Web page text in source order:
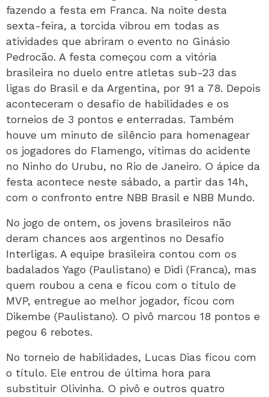
fazendo a festa em Franca. Na noite desta
sexta-feira, a torcida vibrou em todas as
atividades que abriram o evento no Ginásio
Pedrocão. A festa começou com a vitória
brasileira no duelo entre atletas sub-23 das
ligas do Brasil e da Argentina, por 91 a 78. Depois
aconteceram o desafio de habilidades e os
torneios de 3 pontos e enterradas. Também
houve um minuto de silêncio para homenagear
os jogadores do Flamengo, vítimas do acidente
no Ninho do Urubu, no Rio de Janeiro. O ápice da
festa acontece neste sábado, a partir das 14h,
com o confronto entre NBB Brasil e NBB Mundo.
No jogo de ontem, os jovens brasileiros não
deram chances aos argentinos no Desafio
Interligas. A equipe brasileira contou com os
badalados Yago (Paulistano) e Didi (Franca), mas
quem roubou a cena e ficou com o título de
MVP, entregue ao melhor jogador, ficou com
Dikembe (Paulistano). O pivô marcou 18 pontos e
pegou 6 rebotes.
No torneio de habilidades, Lucas Dias ficou com
o título. Ele entrou de última hora para
substituir Olivinha. O pivô e outros quatro